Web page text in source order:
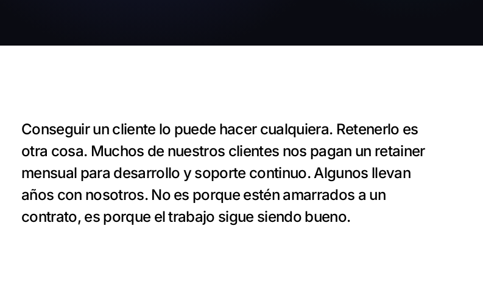
Conseguir un cliente lo puede hacer cualquiera. Retenerlo es
otra cosa. Muchos de nuestros clientes nos pagan un retainer
mensual para desarrollo y soporte continuo. Algunos llevan
años con nosotros. No es porque estén amarrados a un
contrato, es porque el trabajo sigue siendo bueno.